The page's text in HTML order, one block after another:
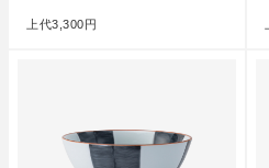
上代3,300円